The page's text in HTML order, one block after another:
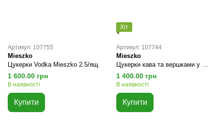
Артикул: 107755
Mieszko
Цукерки Vodka Mieszko 2.5/ящ
1 600.00 грн
В наявності
Купити
Хіт
Артикул: 107744
Mieszko
1 400.00 грн
В наявності
Купити